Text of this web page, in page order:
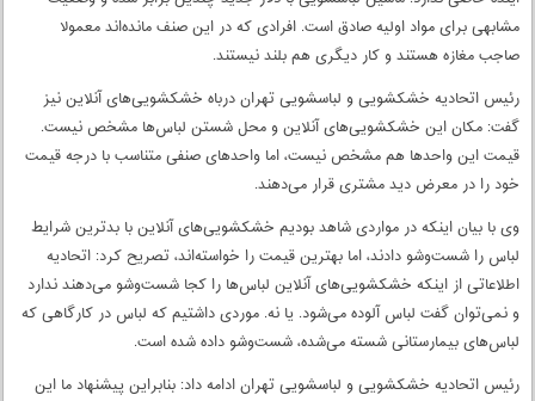
مشابهی برای مواد اولیه صادق است. افرادی که در این صنف مانده‌اند معمولا
صاجب مغازه هستند و کار دیگری هم بلند نیستند.
رئیس اتحادیه خشکشویی و لباسشویی تهران درباه خشکشویی‌های آنلاین نیز
گفت: مکان این خشکشویی‌های آنلاین و محل شستن لباس‌ها مشخص نیست.
قیمت این واحدها هم مشخص نیست، اما واحدهای صنفی متناسب با درجه قیمت
خود را در معرض دید مشتری قرار می‌دهند.
وی با بیان اینکه در مواردی شاهد بودیم خشکشویی‌های آنلاین با بدترین شرایط
لباس را شست‌وشو دادند، اما بهترین قیمت را خواسته‌اند، تصریح کرد: اتحادیه
اطلاعاتی از اینکه خشکشویی‌های آنلاین لباس‌ها را کجا شست‌وشو می‌دهند ندارد
و نمی‌توان گفت لباس آلوده می‌شود. یا نه. موردی داشتیم که لباس در کارگاهی که
لباس‌های بیمارستانی شسته می‌شده، شست‌وشو داده شده است.
رئیس اتحادیه خشکشویی و لباسشویی تهران ادامه داد: بنابراین پیشنهاد ما این